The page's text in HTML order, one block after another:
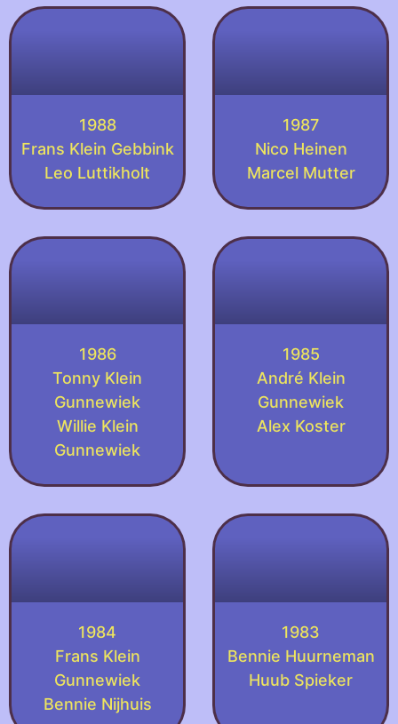
1988
Frans Klein Gebbink
Leo Luttikholt
1987
Nico Heinen
Marcel Mutter
1986
Tonny Klein
Gunnewiek
Willie Klein
Gunnewiek
1985
André Klein
Gunnewiek
Alex Koster
1984
Frans Klein
Gunnewiek
Bennie Nijhuis
1983
Bennie Huurneman
Huub Spieker